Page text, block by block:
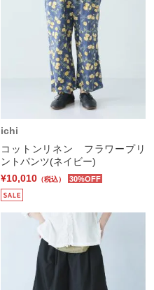
ichi
コットンリネン フラワープリ
ントパンツ(ネイビー)
¥10,010 （税込） 30%OFF